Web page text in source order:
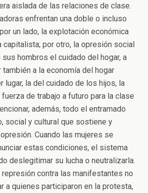
aislada de las relaciones de clase.
enfrentan una doble o incluso
un lado, la explotación económica
por otro, la opresión social
hombros el cuidado del hogar, a
a la economía del hogar
lugar, la del cuidado de los hijos, la
de trabajo a futuro para la clase
además, todo el entramado
social y cultural que sostiene y
Cuando las mujeres se
estas condiciones, el sistema
deslegitimar su lucha o neutralizarla.
contra las manifestantes no
a quienes participaron en la protesta,